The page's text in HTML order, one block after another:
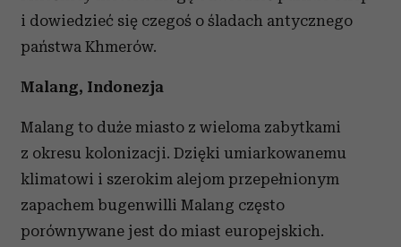
i dowiedzieć się czegoś o śladach antycznego
państwa Khmerów.
Malang, Indonezja
Malang to duże miasto z wieloma zabytkami
z okresu kolonizacji. Dzięki umiarkowanemu
klimatowi i szerokim alejom przepełnionym
zapachem bugenwilli Malang często
porównywane jest do miast europejskich.